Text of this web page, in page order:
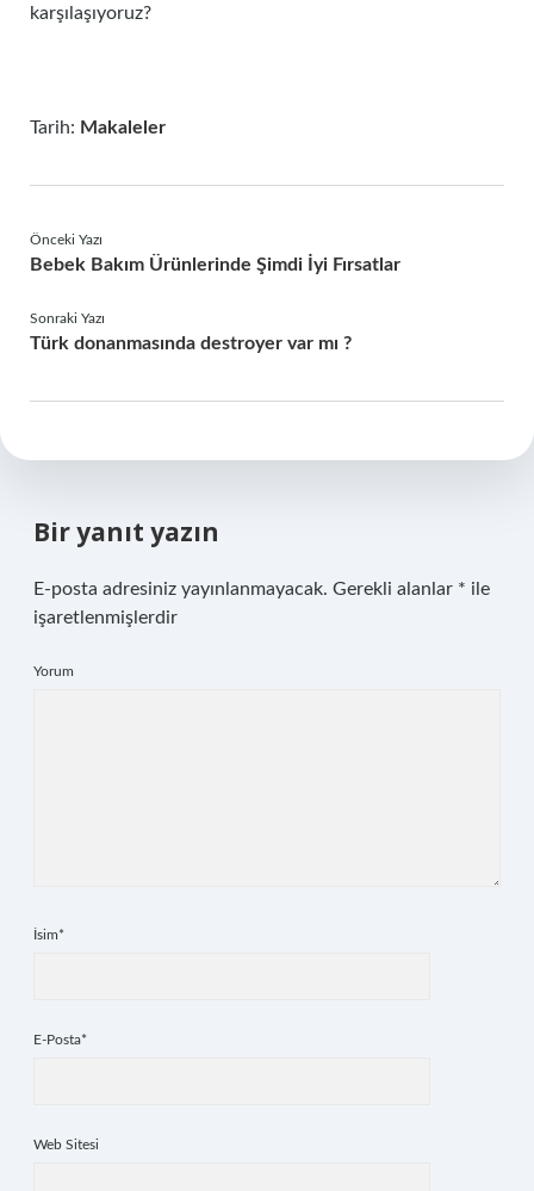
karşılaşıyoruz?
Tarih: Makaleler
Önceki Yazı
Bebek Bakım Ürünlerinde Şimdi İyi Fırsatlar
Sonraki Yazı
Türk donanmasında destroyer var mı ?
Bir yanıt yazın
E-posta adresiniz yayınlanmayacak. Gerekli alanlar * ile
işaretlenmişlerdir
Yorum
İsim*
E-Posta*
Web Sitesi